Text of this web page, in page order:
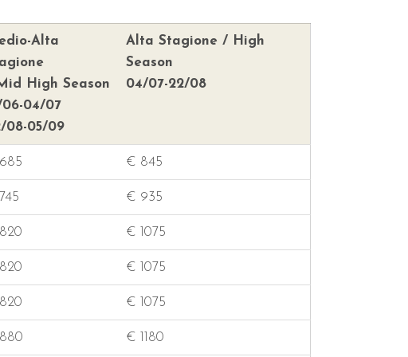
Alta
High Season
06-04/07
08-05/09
Alta Stagione / High
Season
04/07-22/08
€ 845
€ 935
€ 1075
€ 1075
€ 1075
€ 1180